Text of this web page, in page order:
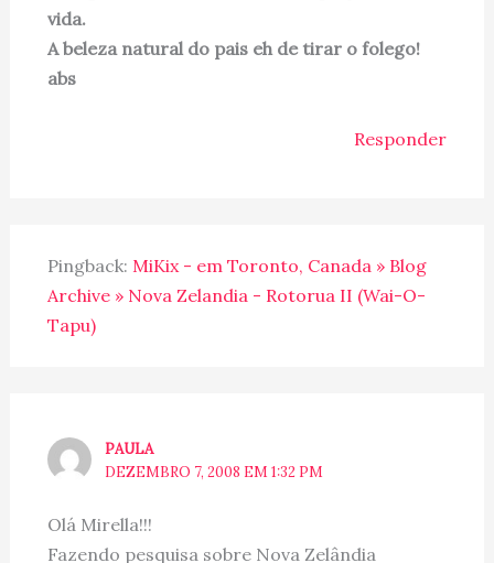
vida.
A beleza natural do pais eh de tirar o folego!
abs
Responder
Pingback: MiKix - em Toronto, Canada » Blog
Archive » Nova Zelandia - Rotorua II (Wai-O-
Tapu)
PAULA
DEZEMBRO 7, 2008 EM 1:32 PM
Olá Mirella!!!
Fazendo pesquisa sobre Nova Zelândia